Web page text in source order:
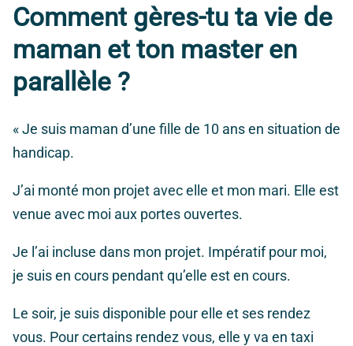
Comment gères-tu ta vie de
maman et ton master en
parallèle ?
« Je suis maman d’une fille de 10 ans en situation de
handicap.
J’ai monté mon projet avec elle et mon mari. Elle est
venue avec moi aux portes ouvertes.
Je l’ai incluse dans mon projet. Impératif pour moi,
je suis en cours pendant qu’elle est en cours.
Le soir, je suis disponible pour elle et ses rendez
vous. Pour certains rendez vous, elle y va en taxi